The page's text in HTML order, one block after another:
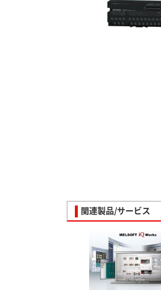
関連製品/サービス